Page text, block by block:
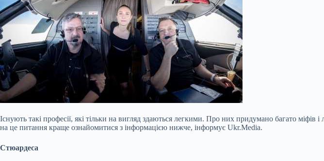
Існують такі професії, які тільки на вигляд здаються легкими. Про них придумано багато
на це питання краще ознайомитися з інформацією нижче, інформує Ukr.Media.
Стюардеса